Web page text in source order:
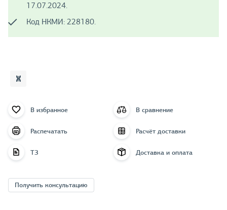
17.07.2024.
Код НКМИ: 228180.
В избранное В сравнение
Распечатать Расчёт доставки
ТЗ Доставка и оплата
Получить консультацию